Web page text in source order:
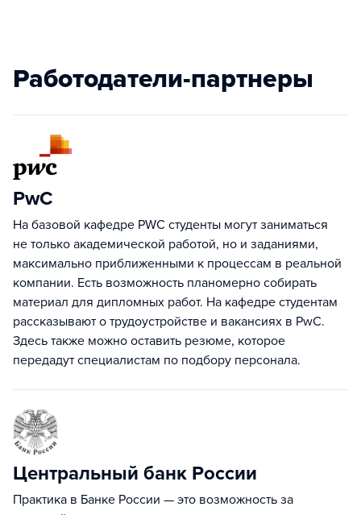
Работодатели-партнеры
PwC
На базовой кафедре PWC студенты могут заниматься
не только академической работой, но и заданиями,
максимально приближенными к процессам в реальной
компании. Есть возможность планомерно собирать
материал для дипломных работ. На кафедре студентам
рассказывают о трудоустройстве и вакансиях в PwC.
Здесь также можно оставить резюме, которое
передадут специалистам по подбору персонала.
Центральный банк России
Практика в Банке России — это возможность за